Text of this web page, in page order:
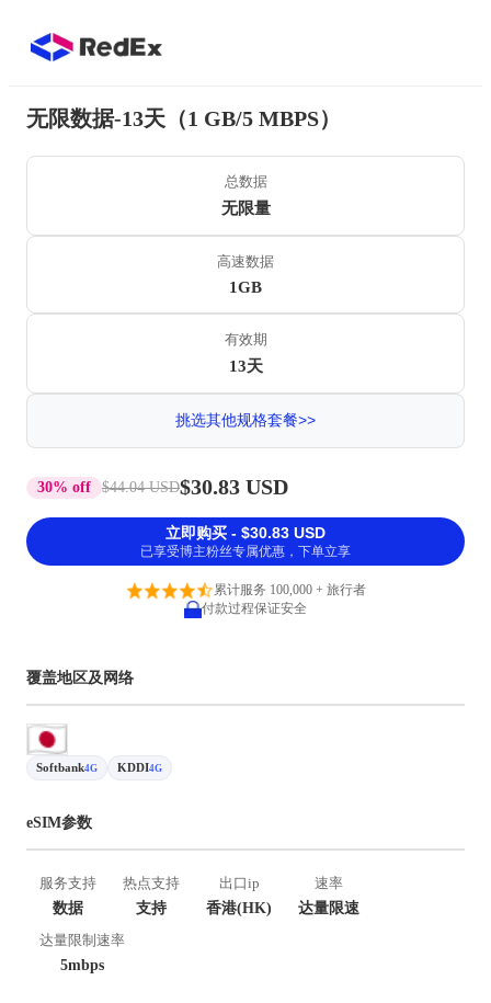
无限数据-13天（1 GB/5 MBPS）
总数据
无限量
高速数据
1GB
有效期
13天
挑选其他规格套餐>>
30% off $44.04 USD$30.83 USD
立即购买 - $30.83 USD
已享受博主粉丝专属优惠，下单立享
累计服务 100,000 + 旅行者
付款过程保证安全
覆盖地区及网络
Softbank4G KDDI4G
eSIM参数
服务支持
数据
热点支持
支持
出口ip
香港(HK)
速率
达量限速
达量限制速率
5mbps